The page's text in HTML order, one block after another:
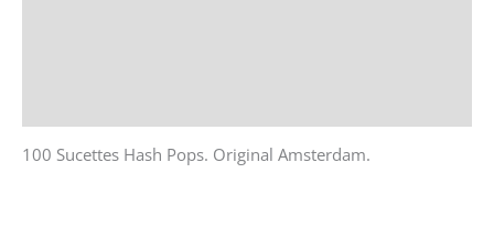
100 Sucettes Hash Pops. Original Amsterdam.